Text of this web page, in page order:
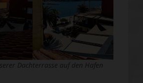
Dachterrasse auf den Hafen